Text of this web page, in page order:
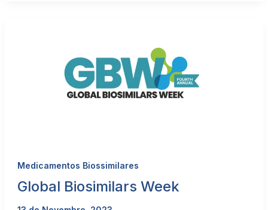
Medicamentos Biossimilares
Global Biosimilars Week